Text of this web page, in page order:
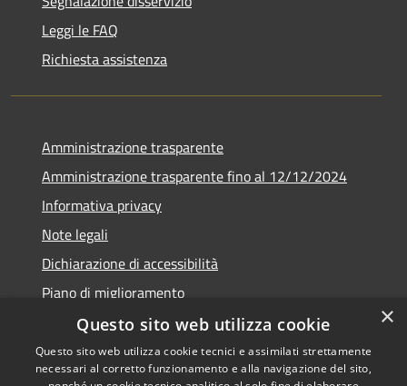
Leggi le FAQ
Richiesta assistenza
Amministrazione trasparente
Amministrazione trasparente fino al 12/12/2024
Informativa privacy
Note legali
Dichiarazione di accessibilità
Piano di miglioramento
×
Questo sito web utilizza cookie
Questo sito web utilizza cookie tecnici e assimilati strettamente
necessari al corretto funzionamento e alla navigazione del sito,